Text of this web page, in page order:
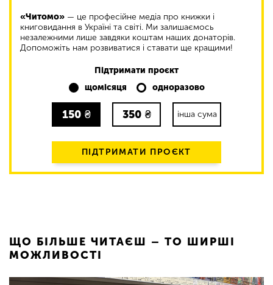
«Читомо» — це професійне медіа про книжки і
книговидання в Україні та світі. Ми залишаємось
незалежними лише завдяки коштам наших донаторів.
Допоможіть нам розвиватися і ставати ще кращими!
Підтримати проєкт
щомісяця
одноразово
150 ₴ 350 ₴ інша сума
ПІДТРИМАТИ ПРОЄКТ
ЩО БІЛЬШЕ ЧИТАЄШ – ТО ШИРШІ
МОЖЛИВОСТІ